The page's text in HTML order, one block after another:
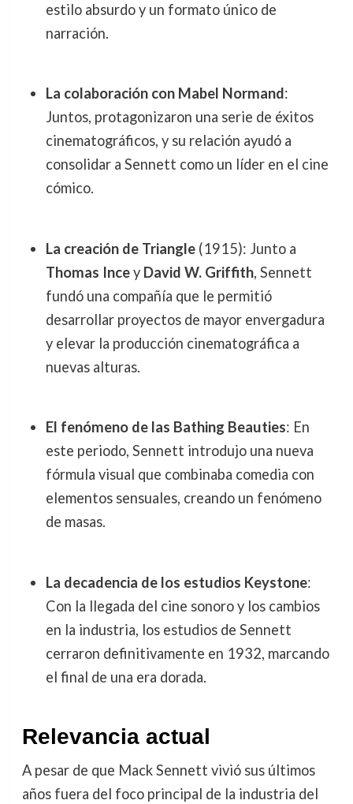
estilo absurdo y un formato único de
narración.
La colaboración con Mabel Normand:
Juntos, protagonizaron una serie de éxitos
cinematográficos, y su relación ayudó a
consolidar a Sennett como un líder en el cine
cómico.
La creación de Triangle(1915): Junto a
Thomas Incey David W. Griffith, Sennett
fundó una compañía que le permitió
desarrollar proyectos de mayor envergadura
y elevar la producción cinematográfica a
nuevas alturas.
El fenómeno de las Bathing Beauties: En
este periodo, Sennett introdujo una nueva
fórmula visual que combinaba comedia con
elementos sensuales, creando un fenómeno
de masas.
La decadencia de los estudios Keystone:
Con la llegada del cine sonoro y los cambios
en la industria, los estudios de Sennett
cerraron definitivamente en 1932, marcando
el final de una era dorada.
Relevancia actual
A pesar de que Mack Sennett vivió sus últimos
años fuera del foco principal de la industria del